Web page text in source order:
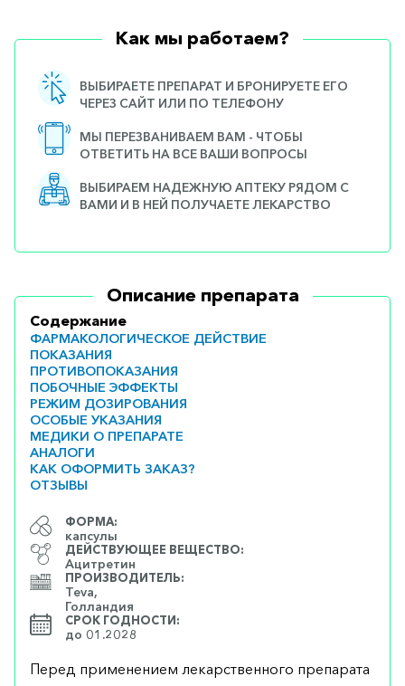
Как мы работаем?
ВЫБИРАЕТЕ ПРЕПАРАТ И БРОНИРУЕТЕ ЕГО
ЧЕРЕЗ САЙТ ИЛИ ПО ТЕЛЕФОНУ
МЫ ПЕРЕЗВАНИВАЕМ ВАМ - ЧТОБЫ
ОТВЕТИТЬ НА ВСЕ ВАШИ ВОПРОСЫ
ВЫБИРАЕМ НАДЕЖНУЮ АПТЕКУ РЯДОМ С
ВАМИ И В НЕЙ ПОЛУЧАЕТЕ ЛЕКАРСТВО
Описание препарата
Содержание
ФАРМАКОЛОГИЧЕСКОЕ ДЕЙСТВИЕ
ПОКАЗАНИЯ
ПРОТИВОПОКАЗАНИЯ
ПОБОЧНЫЕ ЭФФЕКТЫ
РЕЖИМ ДОЗИРОВАНИЯ
ОСОБЫЕ УКАЗАНИЯ
МЕДИКИ О ПРЕПАРАТЕ
АНАЛОГИ
КАК ОФОРМИТЬ ЗАКАЗ?
ОТЗЫВЫ
ФОРМА:
капсулы
ДЕЙСТВУЮЩЕЕ ВЕЩЕСТВО:
Ацитретин
ПРОИЗВОДИТЕЛЬ:
Teva,
Голландия
СРОК ГОДНОСТИ:
до 01.2028
Перед применением лекарственного препарата